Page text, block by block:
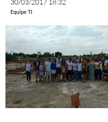
30/03/2017 18:32
Equipe TI